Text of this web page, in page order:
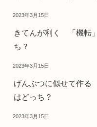
2023年3月15日
きてんが利く 「機転
ち？
2023年3月15日
げんぶつに似せて作
はどっち？
2023年3月15日